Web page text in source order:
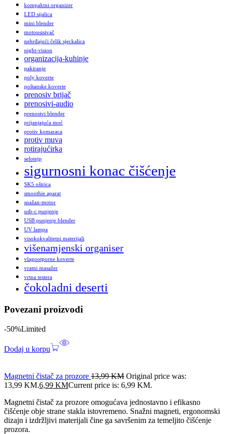
kompaktni organizer
LED sijalica
mini blender
motousisivač
nehrđajući čelik sjeckalica
night-vision
organizacija-kuhinje
pakiranje
poly koverte
poštanske koverte
prenosiv brijač
prenosivi-audio
prenosivi blender
prijanjajuća moć
protiv komaraca
protiv muva
rotirajućirka
selotejp
sigurnosni konac čišćenje
SK5 oštrica
smoothie aparat
snažan-motor
usb-c punjenje
USB punjenje blender
UV lampa
visokokvalitetni materijali
višenamjenski organiser
vlagootporne koverte
vratni masažer
vrtna testera
čokoladni deserti
Povezani proizvodi
-50%Limited
Dodaj u korpu
Magnetni čistač za prozore 13,99KM Original price was:
13,99 KM.6,99 KMCurrent price is: 6,99 KM.
Magnetni čistač za prozore omogućava jednostavno i efikasno
čišćenje obje strane stakla istovremeno. Snažni magneti, ergonomski
dizajn i izdržljivi materijali čine ga savršenim za temeljito čišćenje
prozora.